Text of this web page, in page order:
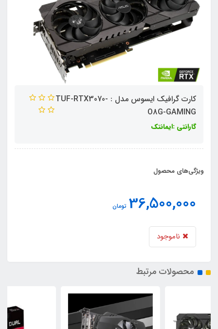
کارت گرافیک ایسوس مدل : TUF-RTX3070-
O8G-GAMING
گارانتی :ایمانتک
ویژگی‌های محصول
36,500,000 تومان
ناموجود
محصولات مرتبط